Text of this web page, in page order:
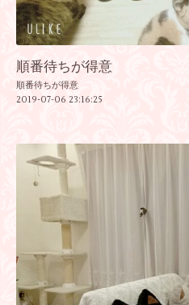
順番待ちが得意
順番待ちが得意
2019-07-06 23:16:25